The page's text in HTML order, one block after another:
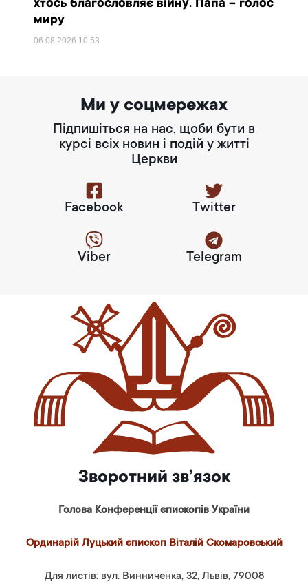
хтось благословляє війну. Папа – голос
миру
06.08.2026 10:53
Ми у соцмережах
Підпишіться на нас, щоби бути в
курсі всіх новин і подій у житті
Церкви
Facebook Twitter
Viber Telegram
Зворотний зв’язок
Голова Конференції єпископів України
Ординарій Луцький єпископ Віталій Скомаровський
Для листів: вул. Винниченка, 32, Львів, 79008